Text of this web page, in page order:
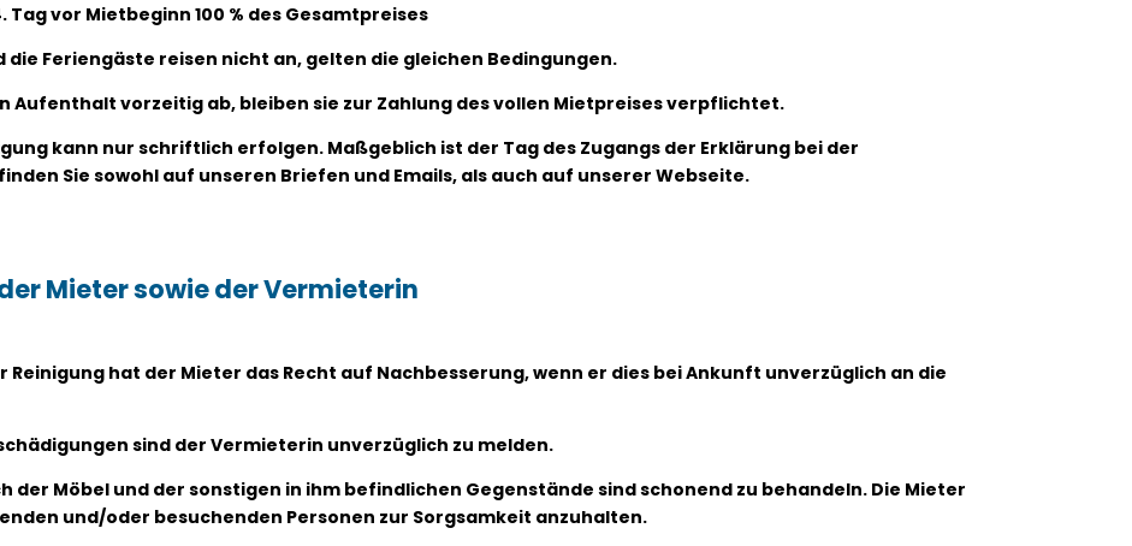
Tag vor Mietbeginn 100 % des Gesamtpreises
die Feriengäste reisen nicht an, gelten die gleichen Bedingungen.
Aufenthalt vorzeitig ab, bleiben sie zur Zahlung des vollen Mietpreises verpflichtet.
kann nur schriftlich erfolgen. Maßgeblich ist der Tag des Zugangs der Erklärung bei der
Sie sowohl auf unseren Briefen und Emails, als auch auf unserer Webseite.
Mieter sowie der Vermieterin
Reinigung hat der Mieter das Recht auf Nachbesserung, wenn er dies bei Ankunft unverzüglich an die
sind der Vermieterin unverzüglich zu melden.
der Möbel und der sonstigen in ihm befindlichen Gegenstände sind schonend zu behandeln. Die Mieter
und/oder besuchenden Personen zur Sorgsamkeit anzuhalten.